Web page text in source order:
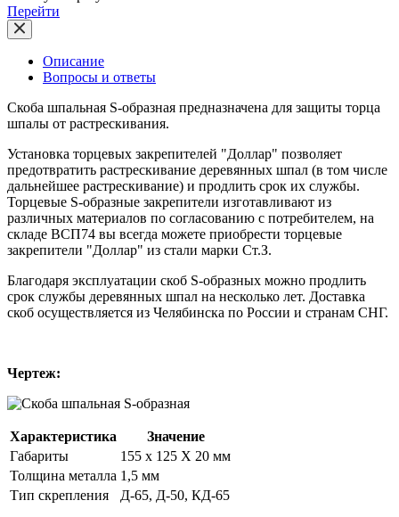
Перейти
Описание
Вопросы и ответы
Скоба шпальная S-образная предназначена для защиты торца
шпалы от растрескивания.
Установка торцевых закрепителей "Доллар" позволяет
предотвратить растрескивание деревянных шпал (в том числе
дальнейшее растрескивание) и продлить срок их службы.
Торцевые S-образные закрепители изготавливают из
различных материалов по согласованию с потребителем, на
складе ВСП74 вы всегда можете приобрести торцевые
закрепители "Доллар" из стали марки Ст.З.
Благодаря эксплуатации скоб S-образных можно продлить
срок службы деревянных шпал на несколько лет. Доставка
скоб осуществляется из Челябинска по России и странам СНГ.
Чертеж:
Характеристика
Значение
Габариты
155 х 125 Х 20 мм
Толщина металла 1,5 мм
Тип скрепления
Д-65, Д-50, КД-65